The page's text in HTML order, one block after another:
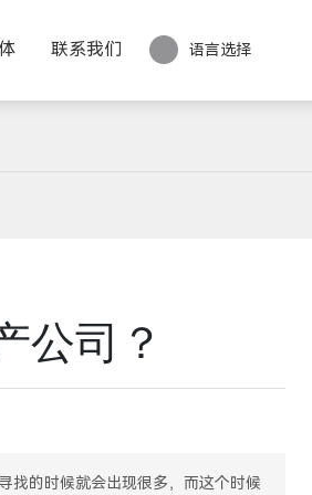
联系我们 语言选择
公司？
找的时候就会出现很多，而这个时候